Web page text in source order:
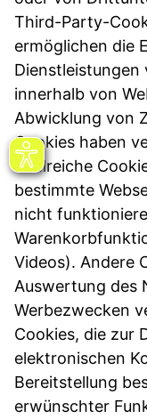
Third-Party-
ermöglichen die
innerhalb von
Abwicklung von
Cookies haben
Zahlreiche
bestimmte
nicht
Videos). Andere
Auswertung des
Werbezwecken
Cookies, die zur
elektronischen
Bereitstellung
erwünschter